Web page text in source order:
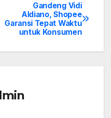
Gandeng Vidi
Aldiano, Shopee
Garansi Tepat Waktu
untuk Konsumen